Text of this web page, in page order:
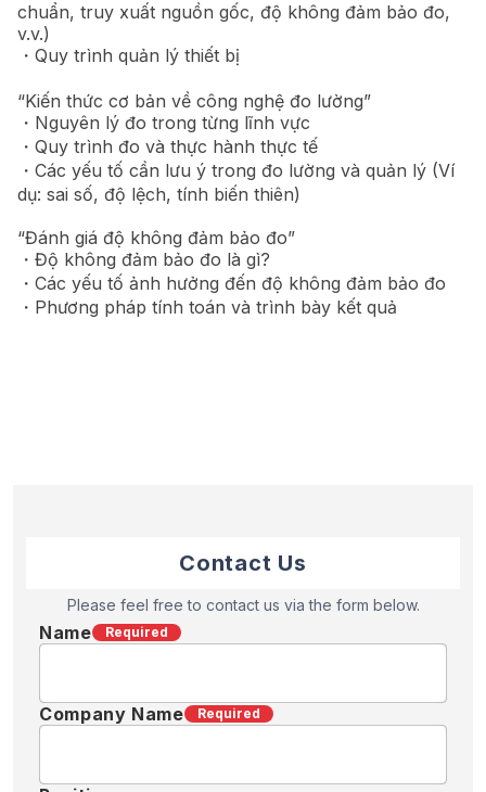
chuẩn, truy xuất nguồn gốc, độ không đảm bảo đo,
v.v.)
・Quy trình quản lý thiết bị
“Kiến thức cơ bản về công nghệ đo lường”
・Nguyên lý đo trong từng lĩnh vực
・Quy trình đo và thực hành thực tế
・Các yếu tố cần lưu ý trong đo lường và quản lý (Ví
dụ: sai số, độ lệch, tính biến thiên)
“Đánh giá độ không đảm bảo đo”
・Độ không đảm bảo đo là gì?
・Các yếu tố ảnh hưởng đến độ không đảm bảo đo
・Phương pháp tính toán và trình bày kết quả
Contact Us
Please feel free to contact us via the form below.
Name Required
Company Name Required